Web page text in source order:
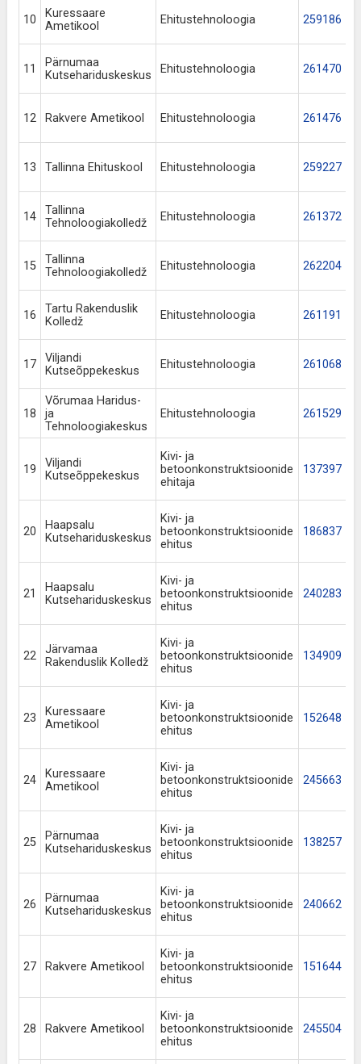
10
Kuressaare
Ametikool
Ehitustehnoloogia 259186
11
Pärnumaa
Kutsehariduskeskus
Ehitustehnoloogia 261470
12 Rakvere Ametikool Ehitustehnoloogia 261476
13 Tallinna Ehituskool Ehitustehnoloogia 259227
14
Tallinna
Tehnoloogiakolledž
Ehitustehnoloogia 261372
15
Tallinna
Tehnoloogiakolledž
Ehitustehnoloogia 262204
16
Tartu Rakenduslik
Kolledž
Ehitustehnoloogia 261191
17
Viljandi
Kutseõppekeskus
Ehitustehnoloogia 261068
18
Võrumaa Haridus-
ja
Tehnoloogiakeskus
Ehitustehnoloogia 261529
19
Viljandi
Kutseõppekeskus
Kivi- ja
betoonkonstruktsioonide
ehitaja
137397
20
Haapsalu
Kutsehariduskeskus
Kivi- ja
betoonkonstruktsioonide
ehitus
186837
21
Haapsalu
Kutsehariduskeskus
Kivi- ja
betoonkonstruktsioonide
ehitus
240283
22
Järvamaa
Rakenduslik Kolledž
Kivi- ja
betoonkonstruktsioonide
ehitus
134909
23
Kuressaare
Ametikool
Kivi- ja
betoonkonstruktsioonide
ehitus
152648
24
Kuressaare
Ametikool
Kivi- ja
betoonkonstruktsioonide
ehitus
245663
25
Pärnumaa
Kutsehariduskeskus
Kivi- ja
betoonkonstruktsioonide
ehitus
138257
26
Pärnumaa
Kutsehariduskeskus
Kivi- ja
betoonkonstruktsioonide
ehitus
240662
27 Rakvere Ametikool
Kivi- ja
betoonkonstruktsioonide
ehitus
151644
28 Rakvere Ametikool
Kivi- ja
betoonkonstruktsioonide
ehitus
245504